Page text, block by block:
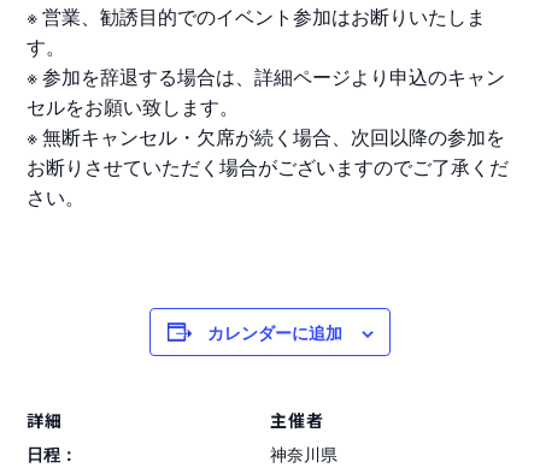
※ 営業、勧誘目的でのイベント参加はお断りいたしま
す。
※ 参加を辞退する場合は、詳細ページより申込のキャン
セルをお願い致します。
※ 無断キャンセル・欠席が続く場合、次回以降の参加を
お断りさせていただく場合がございますのでご了承くだ
さい。
カレンダーに追加
詳細
日程：
主催者
神奈川県